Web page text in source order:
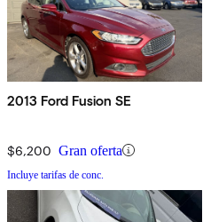
2013 Ford Fusion SE
$6,200 Gran oferta
Incluye tarifas de conc.